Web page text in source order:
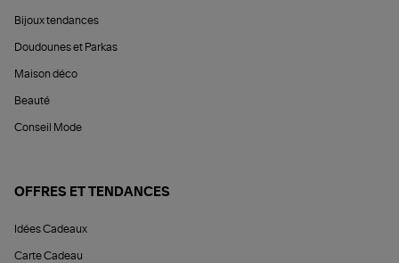
Bijoux tendances
Doudounes et Parkas
Maison déco
Beauté
Conseil Mode
OFFRES ET TENDANCES
Idées Cadeaux
Carte Cadeau